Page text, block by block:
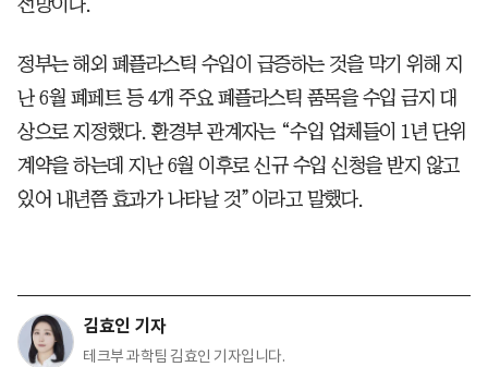
전망이다.
정부는 해외 폐플라스틱 수입이 급증하는 것을 막기 위해 지
난 6월 폐페트 등 4개 주요 폐플라스틱 품목을 수입 금지 대
상으로 지정했다. 환경부 관계자는 “수입 업체들이 1년 단위
계약을 하는데 지난 6월 이후로 신규 수입 신청을 받지 않고
있어 내년쯤 효과가 나타날 것”이라고 말했다.
김효인 기자
테크부 과학팀 김효인 기자입니다.